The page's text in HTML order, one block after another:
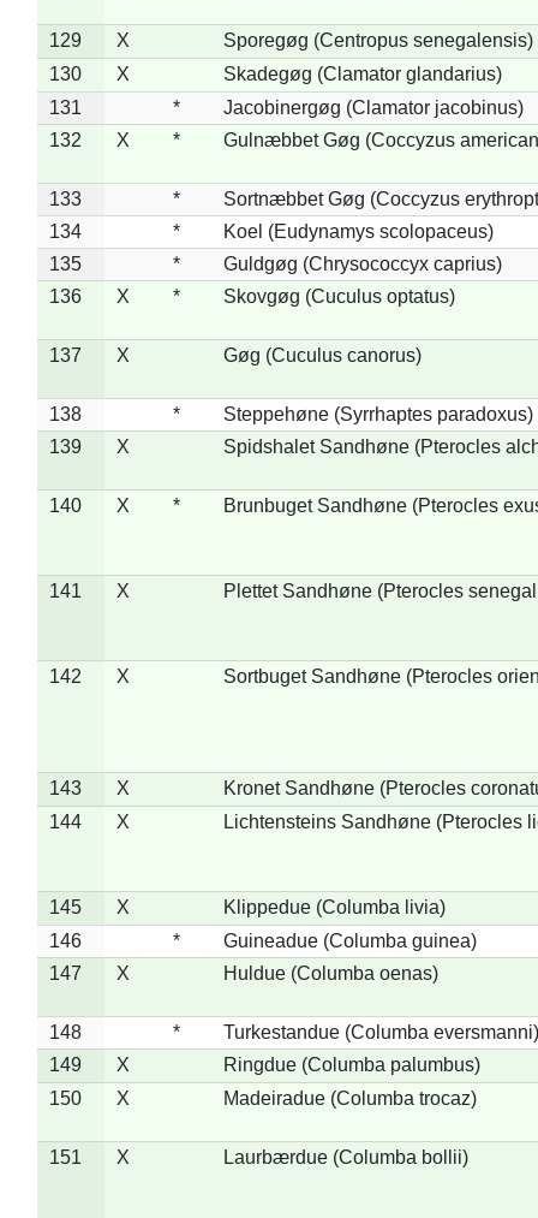
129 X
Sporegøg (Centropus senegalensis)
130
X
Skadegøg (Clamator glandarius)
131
*
Jacobinergøg (Clamator jacobinus)
132
X * Gulnæbbet Gøg (Coccyzus
133 *
Sortnæbbet Gøg (Coccyzus
134
*
Koel (Eudynamys scolopaceus)
135
*
Guldgøg (Chrysococcyx caprius)
136
X * Skovgøg (Cuculus optatus)
137 X Gøg (Cuculus canorus)
138 *
Steppehøne (Syrrhaptes paradoxus)
139
X Spidshalet Sandhøne (Pterocles
140 X * Brunbuget Sandhøne (Pterocles
141 X Plettet Sandhøne (Pterocles
142 X Sortbuget Sandhøne (Pterocles
143 X
Kronet Sandhøne (Pterocles
144
X Lichtensteins Sandhøne (Pterocles
145 X
Klippedue (Columba livia)
146
*
Guineadue (Columba guinea)
147
X Huldue (Columba oenas)
148 *
Turkestandue (Columba eversmanni)
149
X
Ringdue (Columba palumbus)
150
X Madeiradue (Columba trocaz)
151 X Laurbærdue (Columba bollii)